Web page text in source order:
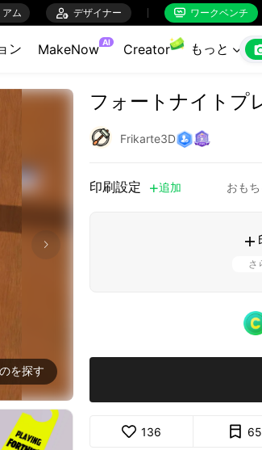
アム  デザイナー  ワークベンチ
ン MakeNow AI Creator もっと 
を探す
フォートナイトプ
Frikarte3D
印刷設定 追加 おも

さ
136 65